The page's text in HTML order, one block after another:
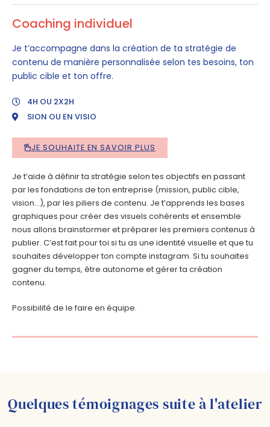
Coaching individuel
Je t’accompagne dans la création de ta stratégie de
contenu de manière personnalisée selon tes besoins, ton
public cible et ton offre.
4H OU 2X2H
SION OU EN VISIO
JE SOUHAITE EN SAVOIR PLUS
Je t’aide à définir ta stratégie selon tes objectifs en passant
par les fondations de ton entreprise (mission, public cible,
vision…), par les piliers de contenu. Je t’apprends les bases
graphiques pour créer des visuels cohérents et ensemble
nous allons brainstormer et préparer les premiers contenus à
publier. C’est fait pour toi si tu as une identité visuelle et que tu
souhaites développer ton compte instagram. Si tu souhaites
gagner du temps, être autonome et gérer ta création
contenu.
Possibilité de le faire en équipe.
Quelques témoignages suite à l'atelier